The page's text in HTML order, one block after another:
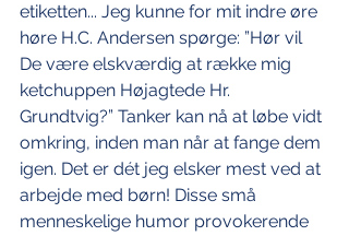
etiketten... Jeg kunne for mit indre øre
høre H.C. Andersen spørge: ”Hør vil
De være elskværdig at række mig
ketchuppen Højagtede Hr.
Grundtvig?” Tanker kan nå at løbe vidt
omkring, inden man når at fange dem
igen. Det er dét jeg elsker mest ved at
arbejde med børn! Disse små
menneskelige humor provokerende